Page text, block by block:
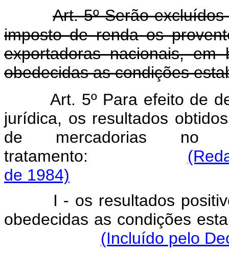
Art. 5º Serão
imposto de renda os
exportadoras nacionais,
obedecidas as condições
Art. 5º Para efeito de
jurídica, os resultados
de mercadorias no
tratamento:
de 1984)
I - os resultados
obedecidas as condições
(Incluído pelo